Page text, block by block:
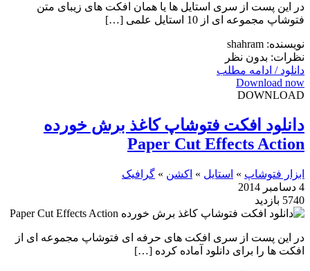
در این پست از سری استایل ها یا همان افکت های زیبای متن
فتوشاپ مجموعه ای از 10 استایل علمی […]
نویسنده: shahram
نظرات: بدون نظر
دانلود / ادامه مطلب
Download now
DOWNLOAD
دانلود افکت فتوشاپ کاغذ برش خورده
Paper Cut Effects Action
ابزار فتوشاپ » استایل » اکشن » گرافیک
4 دسامبر 2014
5740 بازدید
در این پست از سری افکت های حرفه ای فتوشاپ مجموعه ای از
افکت ها را برای دانلود آماده کرده […]